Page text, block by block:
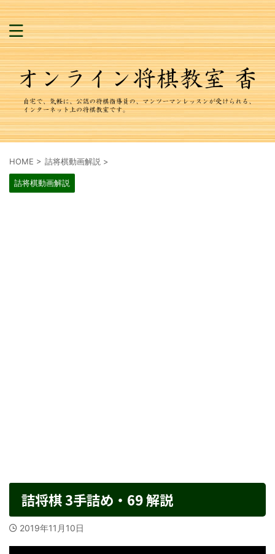
HOME > 詰将棋動画解説 >
詰将棋動画解説
詰将棋 3手詰め・69 解説
2019年11月10日